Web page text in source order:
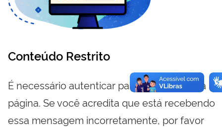
Conteúdo Restrito
É necessário autenticar para visualizar essa
página. Se você acredita que está recebendo
essa mensagem incorretamente, por favor